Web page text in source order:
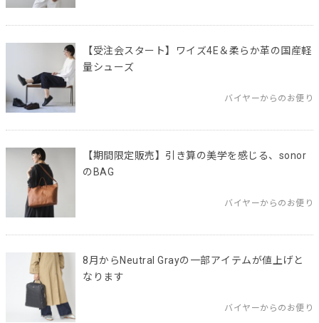
【受注会スタート】ワイズ4E＆柔らか革の国産軽
量シューズ
バイヤーからのお便り
【期間限定販売】引き算の美学を感じる、sonor
のBAG
バイヤーからのお便り
8月からNeutral Grayの一部アイテムが値上げと
なります
バイヤーからのお便り